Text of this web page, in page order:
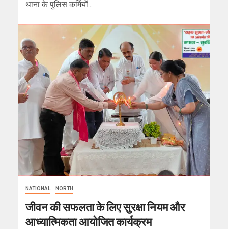
थाना के पुलिस कर्मियों...
NATIONAL NORTH
जीवन की सफलता के लिए सुरक्षा नियम और
आध्यात्मिकता आयोजित कार्यक्रम